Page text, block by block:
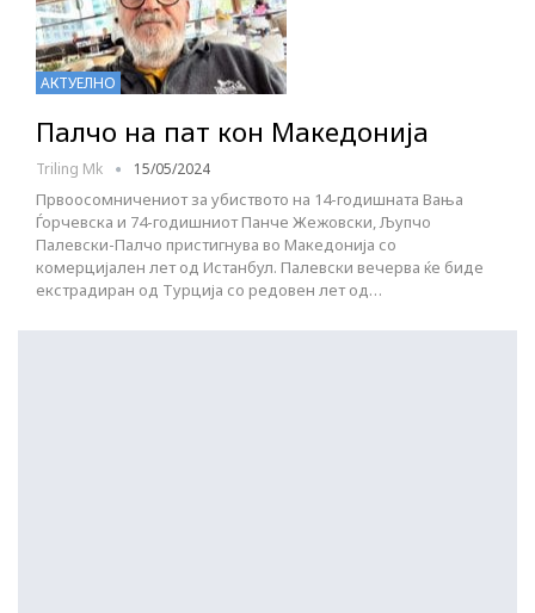
АКТУЕЛНО
Палчо на пат кон Македонија
Triling Mk 15/05/2024
Првоосомничениот за убиството на 14-годишната Вања
Ѓорчевска и 74-годишниот Панче Жежовски, Љупчо
Палевски-Палчо пристигнува во Македонија со
комерцијален лет од Истанбул. Палевски вечерва ќе биде
екстрадиран од Турција со редовен лет од…